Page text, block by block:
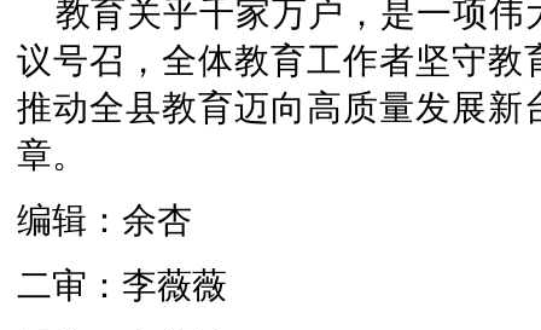
教育关乎千家万户，是一项
议号召，全体教育工作者坚守
推动全县教育迈向高质量发展
章。
编辑：余杏
二审：李薇薇